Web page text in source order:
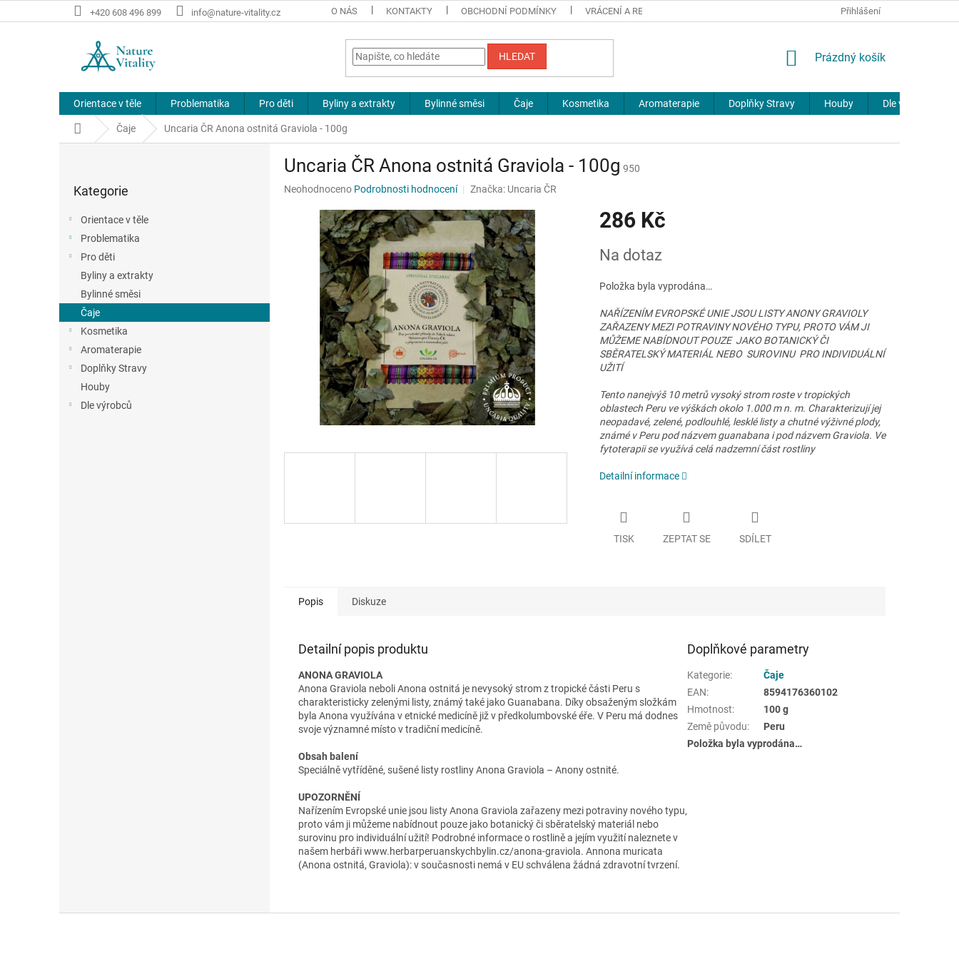
na
+420 608 496 899 info@nature-vitality.cz O NÁS KONTAKTY OBCHODNÍ PODMÍNKY VRÁCENÍ A REKLAMACE JOURNAL
Přihlášení
HLEDAT
NÁKUPNÍ
Prázdný košík
Orientace v těle Problematika Pro děti Byliny a extrakty Bylinné směsi Čaje Kosmetika Aromaterapie Doplňky Stravy Houby Dle výrobců
Domů Čaje Uncaria ČR Anona ostnitá Graviola - 100g
a
n
kategorie
Kategorie
Orientace v těle
Problematika
Pro děti
Byliny a extrakty
Bylinné směsi
Čaje
Kosmetika
Aromaterapie
Doplňky Stravy
Houby
Dle výrobců
Uncaria ČR Anona ostnitá Graviola - 100g 950
Průměrné
produktu
hvězdiček.
Neohodnoceno Podrobnosti hodnocení Značka: Uncaria ČR
286 Kč
cena:
Na dotaz
Položka byla vyprodána…
NAŘÍZENÍM EVROPSKÉ UNIE JSOU LISTY ANONY GRAVIOLY
ZAŘAZENY MEZI POTRAVINY NOVÉHO TYPU, PROTO VÁM JI
MŮŽEME NABÍDNOUT POUZE JAKO BOTANICKÝ ČI
SBĚRATELSKÝ MATERIÁL NEBO SUROVINU PRO INDIVIDUÁLNÍ
UŽITÍ
Tento nanejvýš 10 metrů vysoký strom roste v tropických
oblastech Peru ve výškách okolo 1.000 m n. m. Charakterizují jej
neopadavé, zelené, podlouhlé, lesklé listy a chutné výživné plody,
známé v Peru pod názvem guanabana i pod názvem Graviola. Ve
fytoterapii se využívá celá nadzemní část rostliny
Detailní informace
TISK ZEPTAT SE SDÍLET
Popis Diskuze
Detailní popis produktu
ANONA GRAVIOLA
Anona Graviola neboli Anona ostnitá je nevysoký strom z tropické části Peru s
charakteristicky zelenými listy, známý také jako Guanabana. Díky obsaženým složkám
byla Anona využívána v etnické medicíně již v předkolumbovské éře. V Peru má dodnes
svoje významné místo v tradiční medicíně.
Obsah balení
Speciálně vytříděné, sušené listy rostliny Anona Graviola – Anony ostnité.
UPOZORNĚNÍ
Nařízením Evropské unie jsou listy Anona Graviola zařazeny mezi potraviny nového typu,
proto vám ji můžeme nabídnout pouze jako botanický či sběratelský materiál nebo
surovinu pro individuální užití! Podrobné informace o rostlině a jejím využití naleznete v
našem herbáři www.herbarperuanskychbylin.cz/anona-graviola. Annona muricata
(Anona ostnitá, Graviola): v současnosti nemá v EU schválena žádná zdravotní tvrzení.
Doplňkové parametry
Kategorie:
Čaje
EAN:
8594176360102
Hmotnost:
100 g
Země původu:
Peru
Položka byla vyprodána…